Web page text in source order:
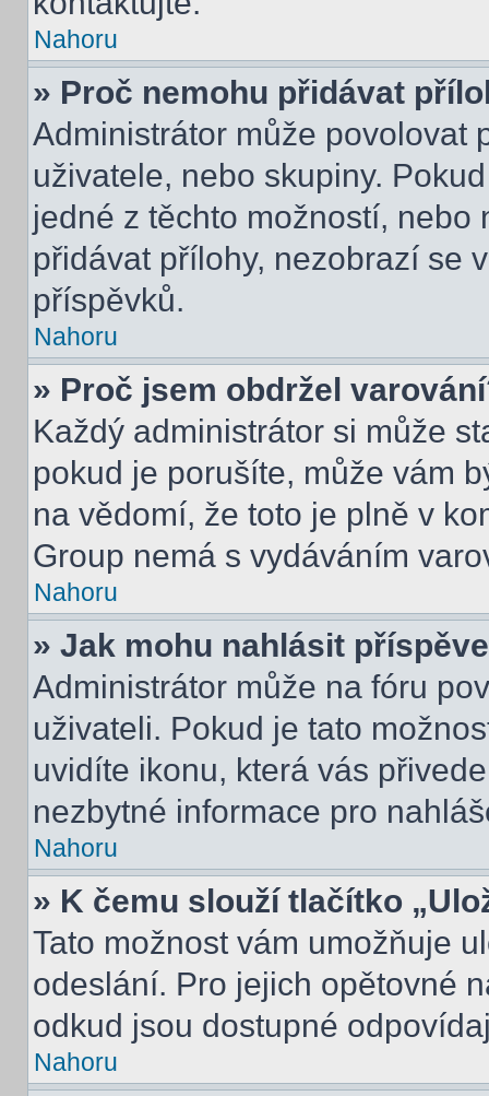
Nahoru
» Proč nemohu přidávat
Administrátor může povolovat
uživatele, nebo skupiny.
jedné z těchto možností,
přidávat přílohy, nezobrazí se
příspěvků.
Nahoru
» Proč jsem obdržel
Každý administrátor si může
pokud je porušíte, může vám
na vědomí, že toto je plně v
Group nemá s vydáváním
Nahoru
» Jak mohu nahlásit
Administrátor může na fóru
uživateli. Pokud je tato
uvidíte ikonu, která vás
nezbytné informace pro
Nahoru
» K čemu slouží tlačítko
Tato možnost vám umožňuje
odeslání. Pro jejich opětovné
odkud jsou dostupné
Nahoru